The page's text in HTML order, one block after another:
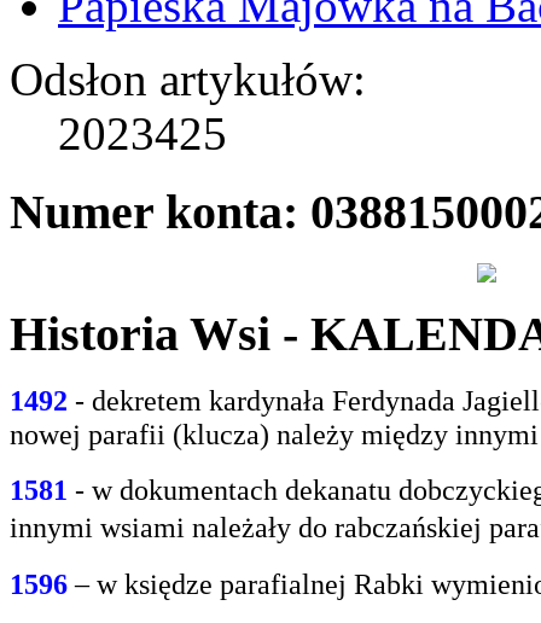
Odsłon artykułów:
2023425
Numer konta:
Historia Wsi -
1492 - dekretem kardynała Ferdynada
nowej parafii (klucza) należy między
1581 - wdokumentach dekanatu
innymi wsiami należały do rabczańskiej
1596– w księdze parafialnej Rabki